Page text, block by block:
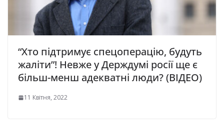
“Хто підтримує спецоперацію, будуть
жаліти”! Невже у Держдумі росії ще є
більш-менш адекватні люди? (ВІДЕО)
11 Квітня, 2022